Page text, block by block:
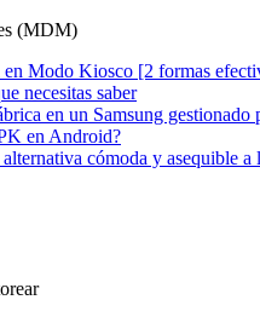
(MDM)
Modo Kiosco [2 formas
necesitas saber
en un Samsung
en Android?
cómoda y asequible a